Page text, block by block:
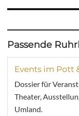
Passende
Events im Pott
Dossier für
Theater,
Umland.